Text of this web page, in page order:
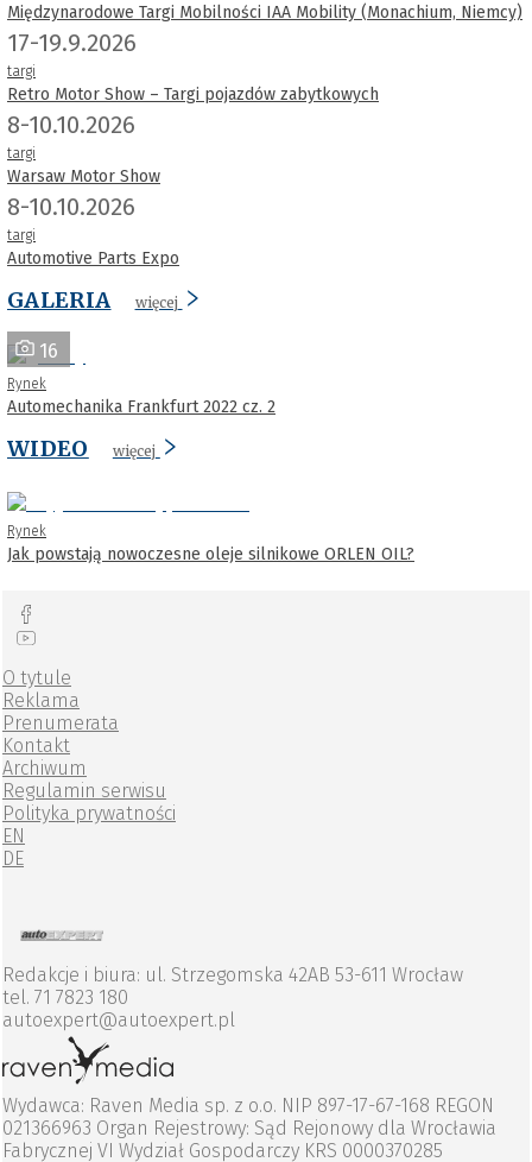
Międzynarodowe Targi Mobilności IAA Mobility (Monachium, Niemcy)
17-19.9.2026
targi
Retro Motor Show – Targi pojazdów zabytkowych
8-10.10.2026
targi
Warsaw Motor Show
8-10.10.2026
targi
Automotive Parts Expo
GALERIA więcej
16
Rynek
Automechanika Frankfurt 2022 cz. 2
WIDEO więcej
Rynek
Jak powstają nowoczesne oleje silnikowe ORLEN OIL?
O tytule
Reklama
Prenumerata
Kontakt
Archiwum
Regulamin serwisu
Polityka prywatności
EN
DE
Redakcje i biura: ul. Strzegomska 42AB 53-611 Wrocław
tel. 71 7823 180
autoexpert@autoexpert.pl
Wydawca: Raven Media sp. z o.o. NIP 897-17-67-168 REGON
021366963 Organ Rejestrowy: Sąd Rejonowy dla Wrocławia
Fabrycznej VI Wydział Gospodarczy KRS 0000370285